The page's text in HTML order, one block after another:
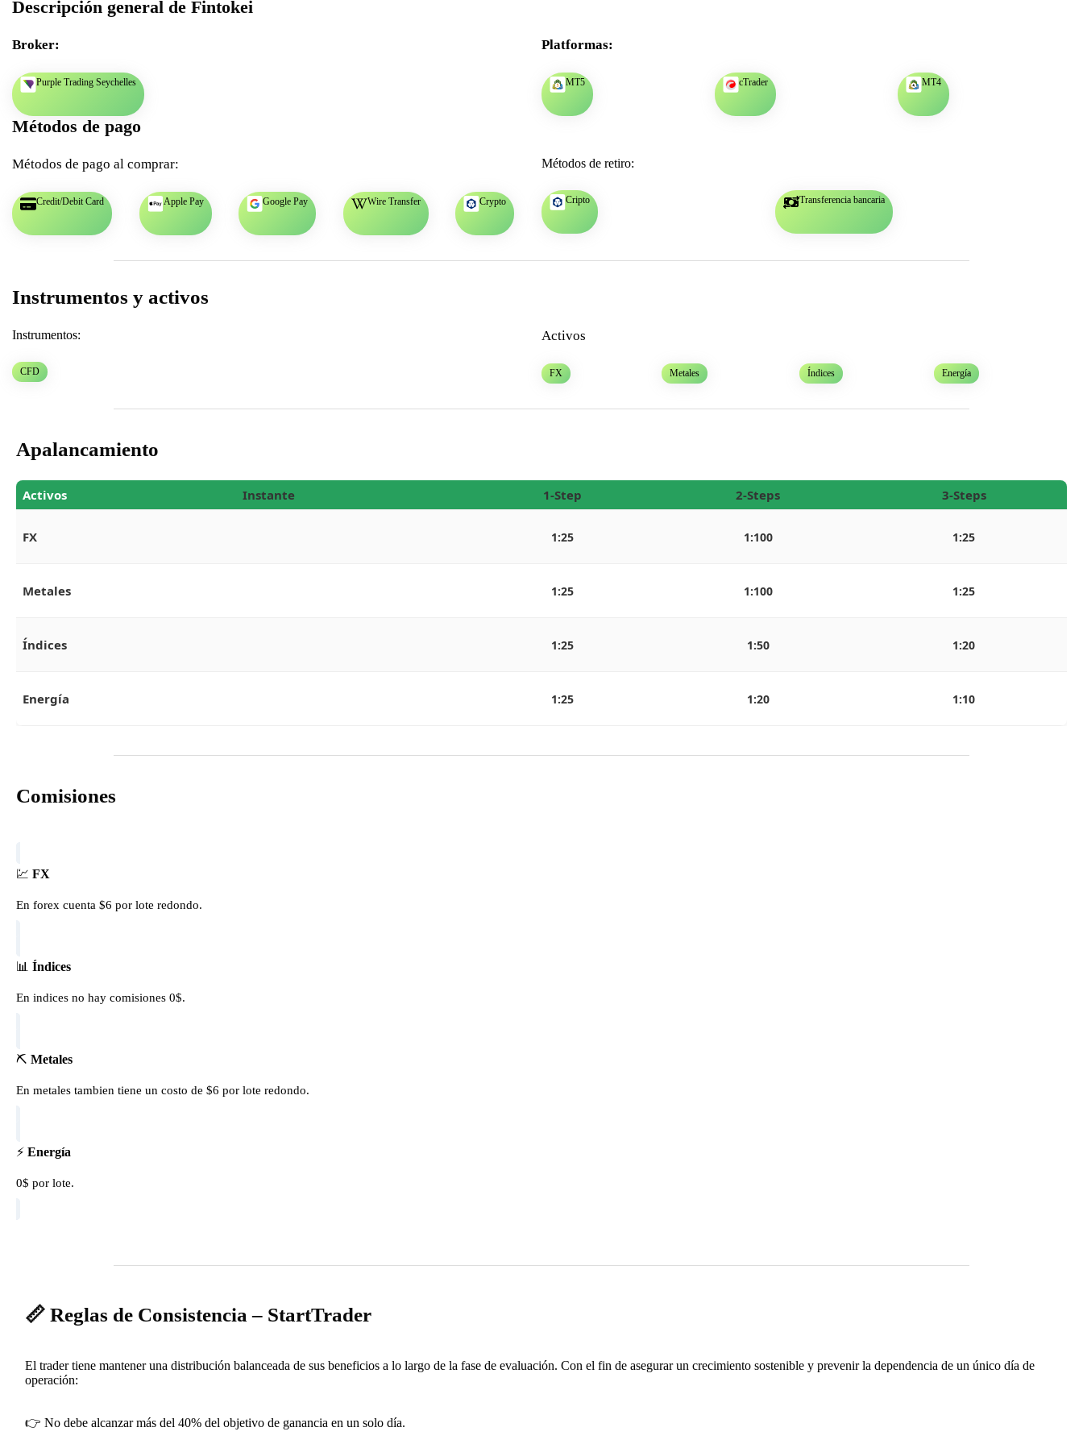
Descripción general de Fintokei
Broker:
Purple Trading Seychelles
Platformas:
MT5 cTrader MT4
Métodos de pago
Métodos de pago al comprar:
Credit/Debit Card Apple Pay Google Pay Wire Transfer Crypto
Métodos de retiro:
Cripto Transferencia bancaria
Instrumentos y activos
Instrumentos:
CFD
Activos
FX Metales Índices Energía
Apalancamiento
Activos Instante 1-Step 2-Steps 3-Steps
FX 1:25 1:100 1:25
Metales 1:25 1:100 1:25
Índices 1:25 1:50 1:20
Energía 1:25 1:20 1:10
Comisiones
💹 FX
En forex cuenta $6 por lote redondo.
📊 Índices
En indices no hay comisiones 0$.
⛏️ Metales
En metales tambien tiene un costo de $6 por lote redondo.
⚡ Energía
0$ por lote.
📏 Reglas de Consistencia – StartTrader
El trader tiene mantener una distribución balanceada de sus beneficios a lo largo de la fase de evaluación. Con el fin de asegurar un crecimiento sostenible y prevenir la dependencia de un único día de
operación:
👉 No debe alcanzar más del 40% del objetivo de ganancia en un solo día.